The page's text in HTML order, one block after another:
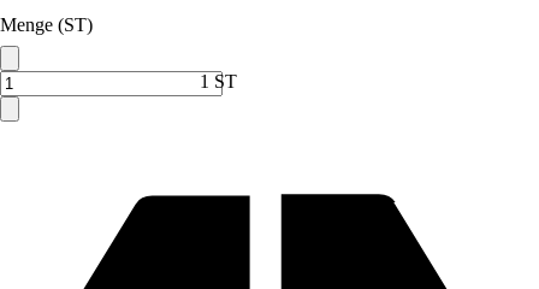
Menge (ST)
1 ST